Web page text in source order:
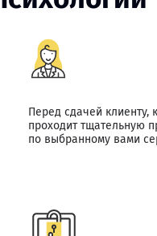
Перед сдачей клиенту,
проходит тщательную
по выбранному вами